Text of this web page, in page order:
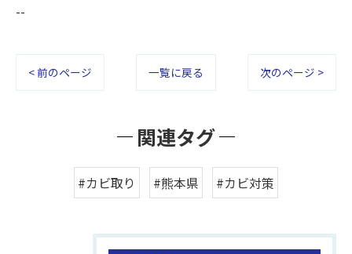
--
< 前のページ 一覧に戻る 次のページ >
関連タグ
#カビ取り #熊本県 #カビ対策